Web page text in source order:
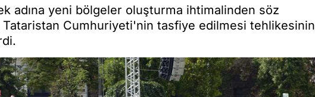
adına yeni bölgeler oluşturma ihtimalinden söz
Cumhuriyeti'nin tasfiye edilmesi tehlikesinin